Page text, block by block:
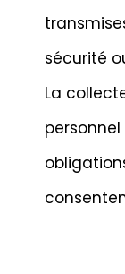
sécurité
La